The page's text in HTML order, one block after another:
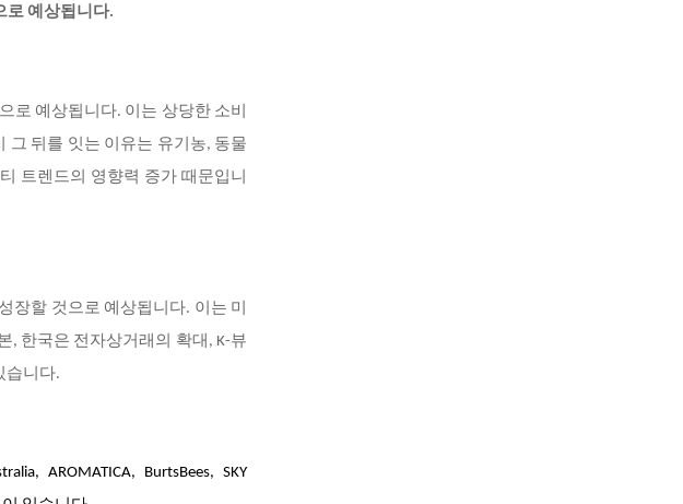
로 예상됩니다.
로 예상됩니다. 이는 상당한 소비
그 뒤를 잇는 이유는 유기농, 동물
트렌드의 영향력 증가 때문입니
장할 것으로 예상됩니다. 이는 미
, 한국은 전자상거래의 확대, K-뷰
습니다.
AROMATICA, BurtsBees, SKY